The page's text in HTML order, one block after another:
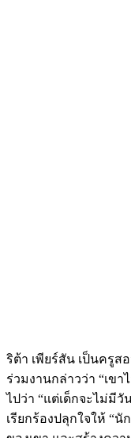
ริต้า เพียร์สัน เป็นครูส
ร่วมงานกล่าวว่า “เขา
ไปว่า “แต่เด็กจะไม่มี
เรียกร้องปลุกใจให้ “